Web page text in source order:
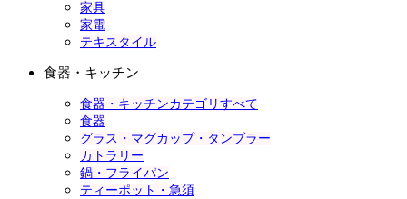
家具
家電
テキスタイル
食器・キッチン
食器・キッチンカテゴリすべて
食器
グラス・マグカップ・タンブラー
カトラリー
鍋・フライパン
ティーポット・急須